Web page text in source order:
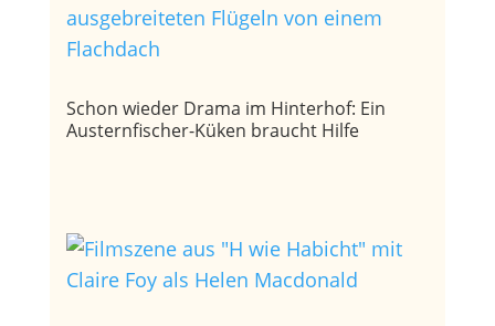
Schon wieder Drama im Hinterhof: Ein
Austernfischer-Küken braucht Hilfe